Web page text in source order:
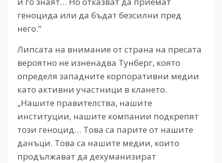
геноцида или да бъдат безсилни пред
него.“
Липсата на внимание от страна на пресата
вероятно не изненадва Тунберг, която
определя западните корпоративни медии
като активни участници в клането.
„Нашите правителства, нашите
институции, нашите компании подкрепят
този геноцид… Това са парите от нашите
данъци. Това са нашите медии, които
продължават да дехуманизират